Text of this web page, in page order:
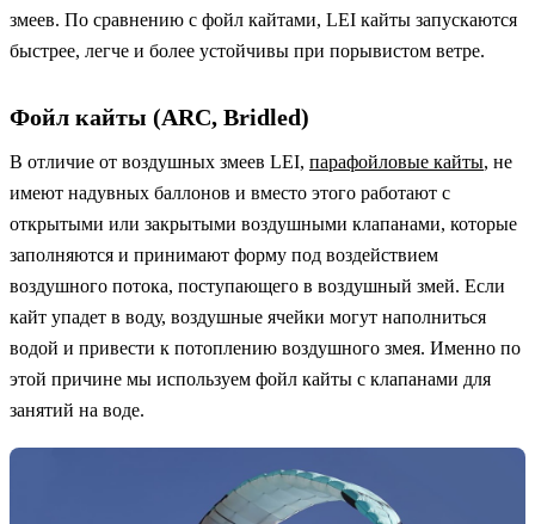
змеев. По сравнению с фойл кайтами, LEI кайты запускаются
быстрее, легче и более устойчивы при порывистом ветре.
Фойл кайты (ARC, Bridled)
В отличие от воздушных змеев LEI, парафойловые кайты, не
имеют надувных баллонов и вместо этого работают с
открытыми или закрытыми воздушными клапанами, которые
заполняются и принимают форму под воздействием
воздушного потока, поступающего в воздушный змей. Если
кайт упадет в воду, воздушные ячейки могут наполниться
водой и привести к потоплению воздушного змея. Именно по
этой причине мы используем фойл кайты с клапанами для
занятий на воде.